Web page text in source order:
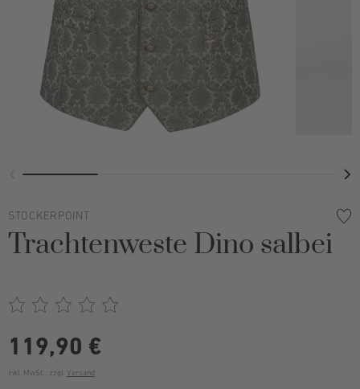
STOCKERPOINT
Trachtenweste Dino salbei
119,90 €
inkl. MwSt. , zzgl. Versand